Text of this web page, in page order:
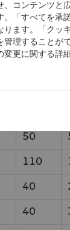
280
280
280
50
110
40
40
、コンテンツと
。「すべてを承
ります。「クッ
管理することが
更に関する詳細